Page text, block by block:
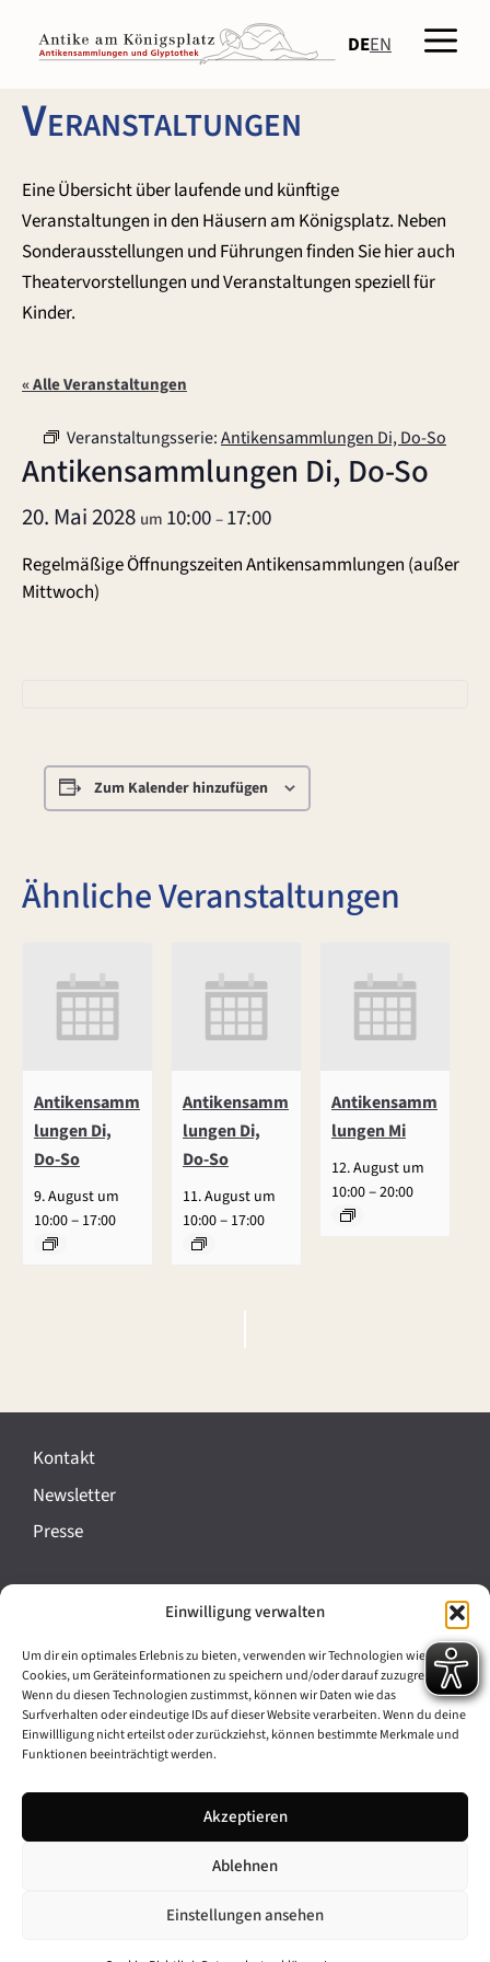
Einwilligung verwalten
Um dir ein optimales Erlebnis zu bieten, verwenden wir Technologien wie
Cookies, um Geräteinformationen zu speichern und/oder darauf zuzugreifen.
Wenn du diesen Technologien zustimmst, können wir Daten wie das
Surfverhalten oder eindeutige IDs auf dieser Website verarbeiten. Wenn du deine
Einwillligung nicht erteilst oder zurückziehst, können bestimmte Merkmale und
Funktionen beeinträchtigt werden.
Akzeptieren
Ablehnen
Einstellungen ansehen
Inhalt
springen
DEEN
Veranstaltungen
Eine Übersicht über laufende und künftige
Veranstaltungen in den Häusern am Königsplatz. Neben
Sonderausstellungen und Führungen finden Sie hier auch
Theatervorstellungen und Veranstaltungen speziell für
Kinder.
« Alle Veranstaltungen
Veranstaltungsserie:Antikensammlungen Di, Do-So
Antikensammlungen Di, Do-So
20. Mai 2028 um 10:00–17:00
Regelmäßige Öffnungszeiten Antikensammlungen (außer
Mittwoch)
Zum Kalender hinzufügen
Ähnliche Veranstaltungen
Antikensamm
lungen Di,
Do-So
9. August um
10:00– 17:00
Antikensamm
lungen Di,
Do-So
11. August um
10:00– 17:00
Antikensamm
lungen Mi
12. August um
10:00–20:00
e
a
n
t
l
t
u
g
-
Kontakt
Newsletter
Presse
Cookie-Richtlinie (EU)
Barrierefreiheit